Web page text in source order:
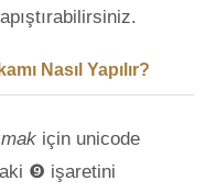
Nasıl Yapılır?
için unicode
❾ işaretini